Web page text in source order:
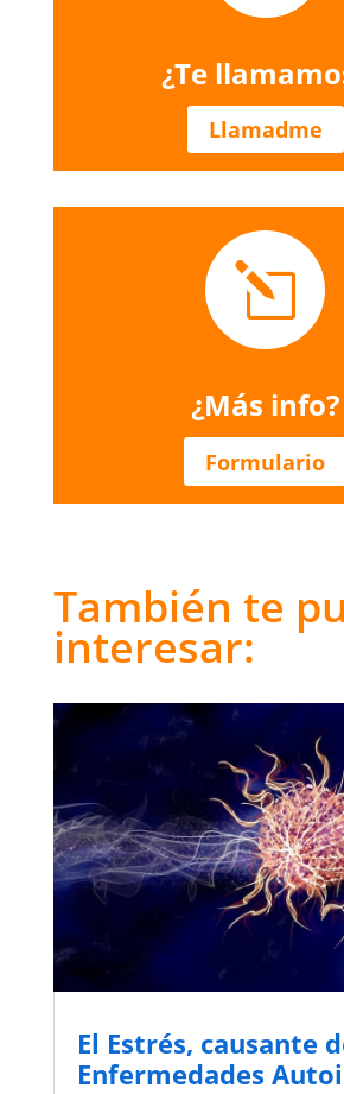
¿Te
Llamadme
l
¿Más info?
Formulario
También te
interesar:
El Estrés, causante
Enfermedades